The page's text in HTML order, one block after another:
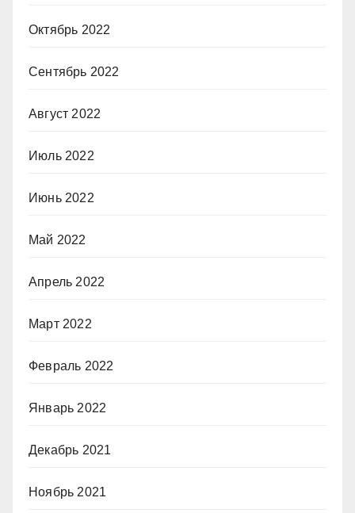
Октябрь 2022
Сентябрь 2022
Август 2022
Июль 2022
Июнь 2022
Май 2022
Апрель 2022
Март 2022
Февраль 2022
Январь 2022
Декабрь 2021
Ноябрь 2021